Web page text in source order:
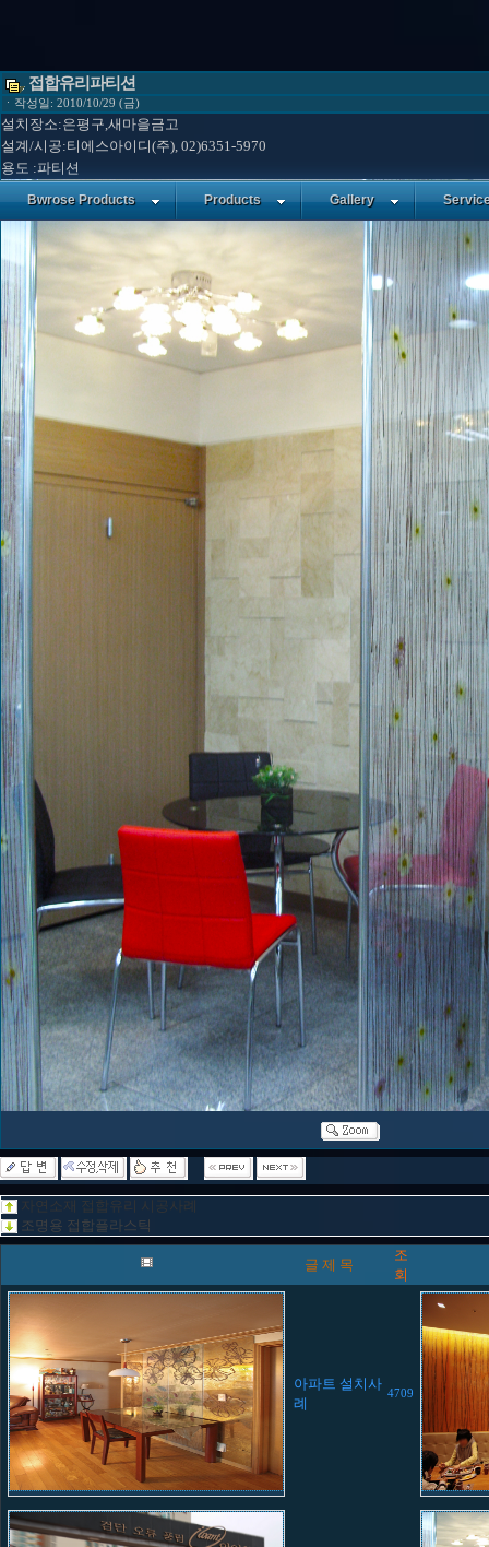
Bwrose Products Products Gallery
접합유리파티션
ㆍ작성일: 2010/10/29 (금)
설치장소:은평구,새마을금고
설계/시공:티에스아이디(주), 02)6351-5970
용도 :파티션
자연소재 접합유리 시공사례
조명용 접합플라스틱
글 제 목
조
회
아파트 설치사
례
4709